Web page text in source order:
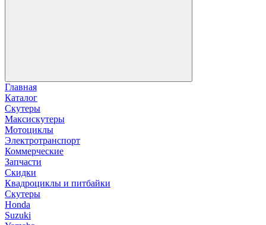
Главная
Каталог
Скутеры
Максискутеры
Мотоциклы
Электротранспорт
Коммерческие
Запчасти
Скидки
Квадроциклы и питбайки
Скутеры
Honda
Suzuki